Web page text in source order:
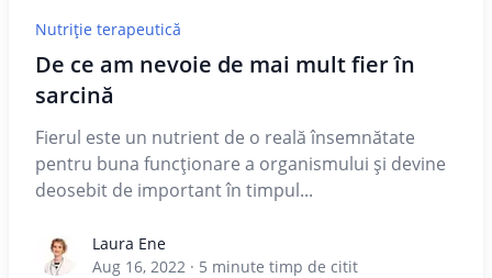
Nutriție terapeutică
De ce am nevoie de mai mult fier în
sarcină
Fierul este un nutrient de o reală însemnătate
pentru buna funcţionare a organismului şi devine
deosebit de important în timpul...
Laura EneLaura Ene
Aug 16, 2022 · 5 minute timp de citit